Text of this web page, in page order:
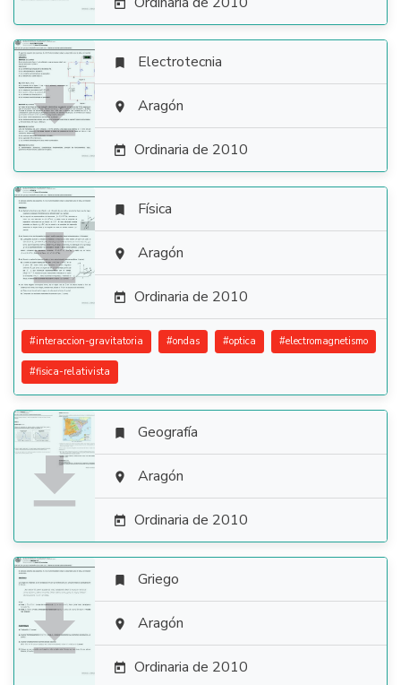


 Electrotecnia
 Aragón
 Ordinaria de 2010

 Física
 Aragón
 Ordinaria de 2010
#interaccion-gravitatoria #ondas #optica #electromagnetismo
#fisica-relativista

 Geografía
 Aragón
 Ordinaria de 2010

 Griego
 Aragón
 Ordinaria de 2010